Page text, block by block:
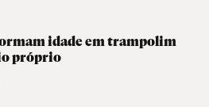
idade em trampolim
próprio